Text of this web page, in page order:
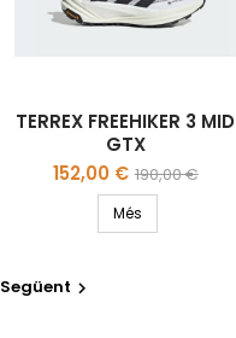
TERREX FREEHIKER 3 MID
GTX
Preu
152,00 € Preu
regular
190,00 €
Més
Següent 